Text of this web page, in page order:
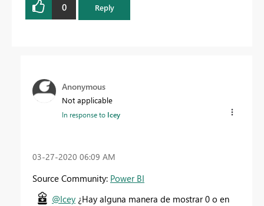
0 Reply
Anonymous
Not applicable
In response to Icey
‎03-27-2020 06:09 AM
Source Community: Power BI
@Icey ¿Hay alguna manera de mostrar 0 o en